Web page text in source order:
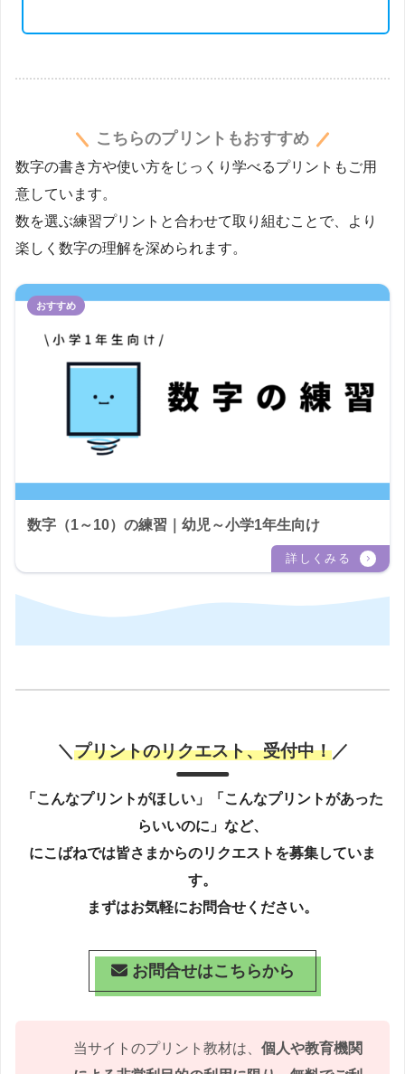
こちらのプリントもおすすめ
数字の書き方や使い方をじっくり学べるプリントもご用
意しています。
数を選ぶ練習プリントと合わせて取り組むことで、より
楽しく数字の理解を深められます。
数字（1～10）の練習｜幼児～小学1年生向け
＼プリントのリクエスト、受付中！／
「こんなプリントがほしい」「こんなプリントがあった
らいいのに」など、
にこばねでは皆さまからのリクエストを募集していま
す。
まずはお気軽にお問合せください。
お問合せはこちらから
当サイトのプリント教材は、 個人や教育機関